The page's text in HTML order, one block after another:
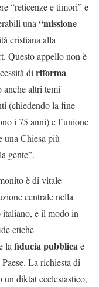
“reticenze e timori” e
una“missione
cristiana alla
Questo appello non è
diriforma
anche altri temi
(chiedendo la fine
i 75 anni) e l’unione
una Chiesa più
gente”.
è di vitale
centrale nella
italiano, e il modo in
etiche
lafiducia pubblicae
La richiesta di
un diktat ecclesiastico,